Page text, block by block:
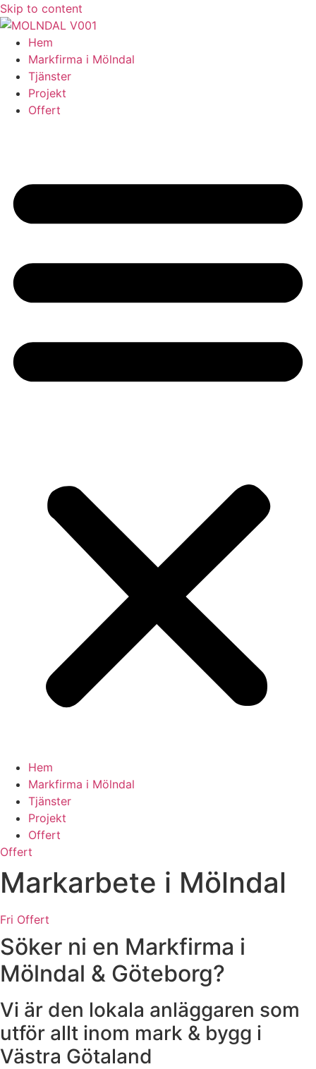
Skip to content
Hem
Markfirma i Mölndal
Tjänster
Projekt
Offert
Hem
Markfirma i Mölndal
Tjänster
Projekt
Offert
Offert
Markarbete i Mölndal
Fri Offert
Söker ni en Markfirma i
Mölndal & Göteborg?
Vi är den lokala anläggaren som
utför allt inom mark & bygg i
Västra Götaland